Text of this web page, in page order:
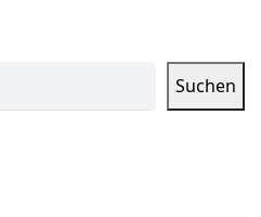
Suchen